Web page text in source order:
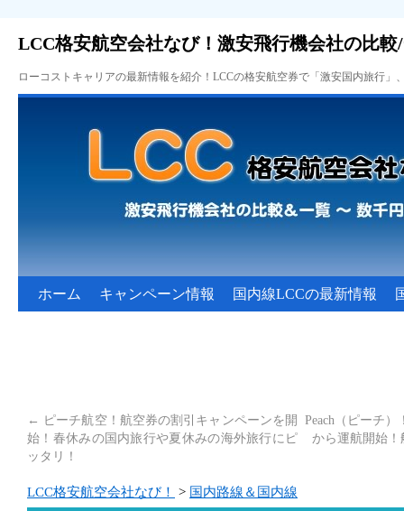
LCC格安航空会社なび！激安飛行機会社の比較
ローコストキャリアの最新情報を紹介！LCCの格安航空券で「激安国内旅行
ホーム キャンペーン情報 国内線LCCの最新情報
← ピーチ航空！航空券の割引キャンペーンを開
始！春休みの国内旅行や夏休みの海外旅行にピ
ッタリ！
Peach（ピーチ
から運航開始！
LCC格安航空会社なび！ > 国内路線＆国内線